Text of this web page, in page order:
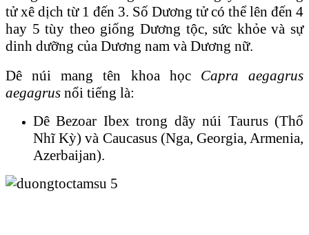
tử xê dịch từ 1 đến 3. Số Dương tử có thể lên đến 4
hay 5 tùy theo giống Dương tộc, sức khỏe và sự
dinh dưỡng của Dương nam và Dương nữ.
Dê núi mang tên khoa học Capra aegagrus
aegagrus nổi tiếng là:
Dê Bezoar Ibex trong dãy núi Taurus (Thổ
Nhĩ Kỳ) và Caucasus (Nga, Georgia, Armenia,
Azerbaijan).